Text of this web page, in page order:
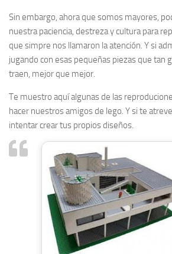
Sin embargo, ahora que somos mayores,
nuestra paciencia, destreza y cultura para
que simpre nos llamaron la atención. Y si
jugando con esas pequeñas piezas que tan
traen, mejor que mejor.
Te muestro aquí algunas de las
hacer nuestros amigos de lego. Y si te
intentar crear tus propios diseños.